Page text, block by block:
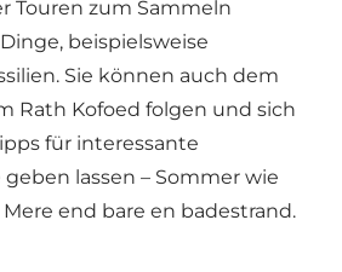
Touren zum Sammeln
beispielsweise
Sie können auch dem
Rath Kofoed folgen und sich
für interessante
lassen – Sommer wie
end bare en badestrand.